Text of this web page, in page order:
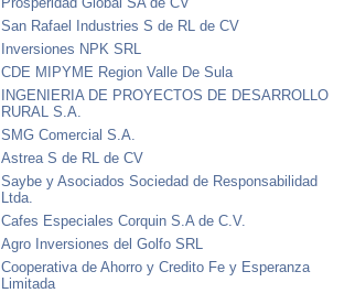
San Rafael Industries S de RL de CV
Inversiones NPK SRL
CDE MIPYME Region Valle De Sula
INGENIERIA DE PROYECTOS DE DESARROLLO
RURAL S.A.
SMG Comercial S.A.
Astrea S de RL de CV
Saybe y Asociados Sociedad de Responsabilidad
Ltda.
Cafes Especiales Corquin S.A de C.V.
Agro Inversiones del Golfo SRL
Cooperativa de Ahorro y Credito Fe y Esperanza
Limitada